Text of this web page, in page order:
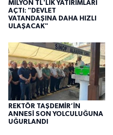
MİLYON TL'LİK YATIRIMLARI
AÇTI: "DEVLET
VATANDAŞINA DAHA HIZLI
ULAŞACAK"
REKTÖR TAŞDEMİR’İN
ANNESİ SON YOLCULUĞUNA
UĞURLANDI